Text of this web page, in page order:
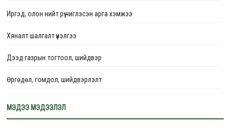
Иргэд, олон нийт рүү чиглэсэн арга хэмжээ
Хяналт шалгалт үнэлгээ
Дээд газрын тогтоол, шийдвэр
Өргөдөл, гомдол, шийдвэрлэлт
МЭДЭЭ МЭДЭЭЛЭЛ